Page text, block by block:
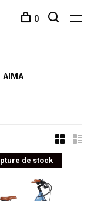
0
AIMA
de stock